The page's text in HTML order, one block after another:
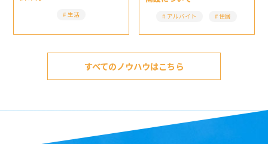
生活 アルバイト 住居
すべてのノウハウはこちら